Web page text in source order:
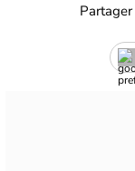
Partager